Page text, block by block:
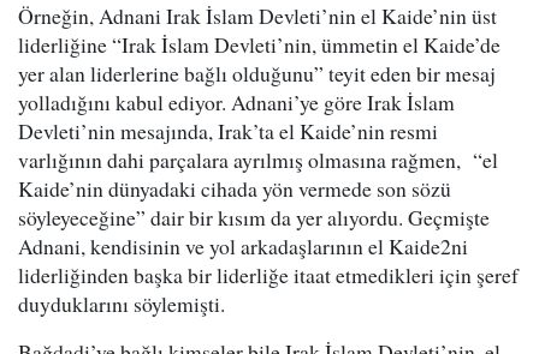
Örneğin, Adnani Irak İslam Devleti’nin el Kaide’nin üst
liderliğine “Irak İslam Devleti’nin, ümmetin el Kaide’de
yer alan liderlerine bağlı olduğunu” teyit eden bir mesaj
yolladığını kabul ediyor. Adnani’ye göre Irak İslam
Devleti’nin mesajında, Irak’ta el Kaide’nin resmi
varlığının dahi parçalara ayrılmış olmasına rağmen, “el
Kaide’nin dünyadaki cihada yön vermede son sözü
söyleyeceğine” dair bir kısım da yer alıyordu. Geçmişte
Adnani, kendisinin ve yol arkadaşlarının el Kaide2ni
liderliğinden başka bir liderliğe itaat etmedikleri için şeref
duyduklarını söylemişti.